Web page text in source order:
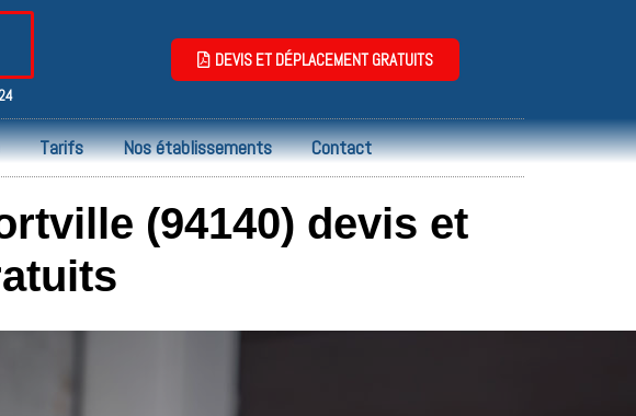
DEVIS ET DÉPLACEMENT GRATUITS
Tarifs Nos établissements Contact
(94140) devis et